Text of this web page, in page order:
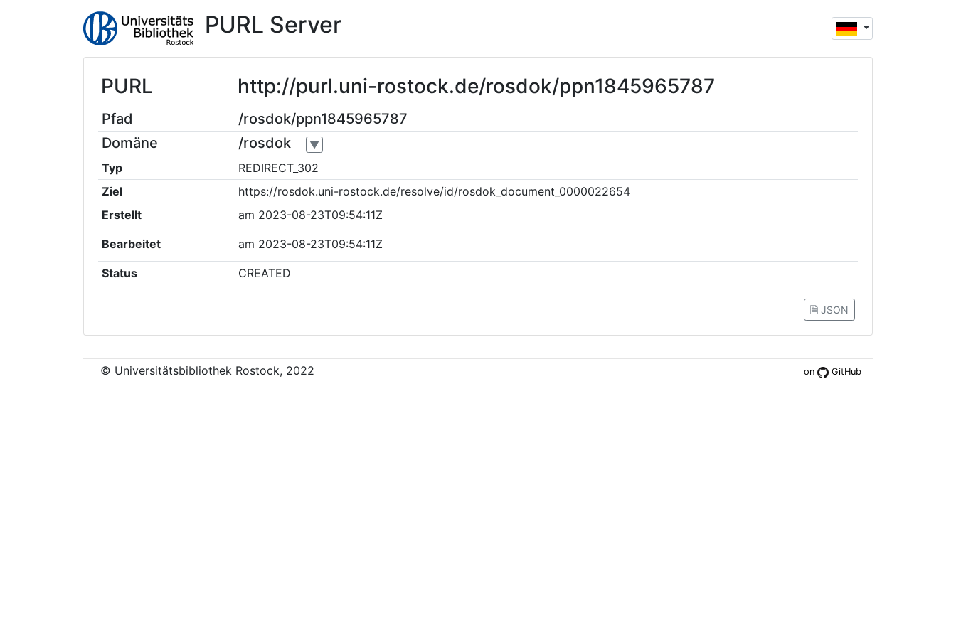
PURL Server
PURL http://purl.uni-rostock.de/rosdok/ppn1845965787
Pfad
/rosdok/ppn1845965787
Domäne
/rosdok ▼
Typ
REDIRECT_302
Ziel
https://rosdok.uni-rostock.de/resolve/id/rosdok_document_0000022654
Erstellt
am 2023-08-23T09:54:11Z
Bearbeitet am 2023-08-23T09:54:11Z
Status CREATED
🗎 JSON
on GitHub
© Universitätsbibliothek Rostock, 2022